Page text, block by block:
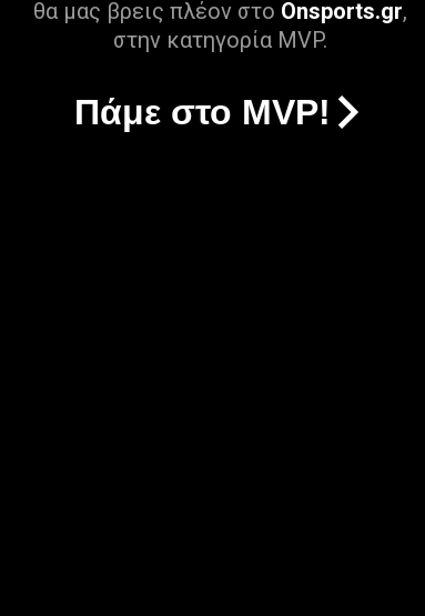
θα μας βρεις πλέον στο Onsports.gr,
στην κατηγορία MVP.
Πάμε στο MVP!